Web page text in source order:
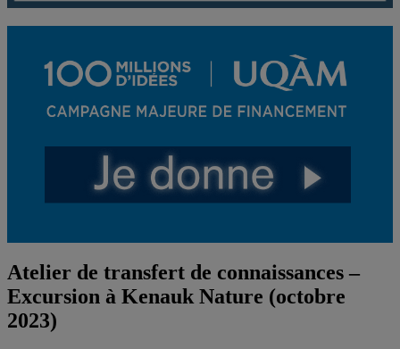
Atelier de transfert de connaissances –
Excursion à Kenauk Nature (octobre
2023)